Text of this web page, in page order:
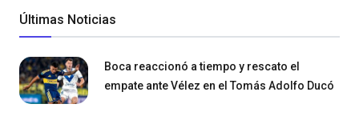
Últimas Noticias
Boca reaccionó a tiempo y rescato el
empate ante Vélez en el Tomás Adolfo Ducó